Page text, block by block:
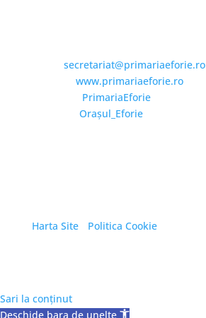
secretariat@primariaeforie.ro
www.primariaeforie.ro
PrimariaEforie
Oraşul_Eforie
Harta Site/ Politica Cookie
Sari la conținut
Deschide bara de unelte